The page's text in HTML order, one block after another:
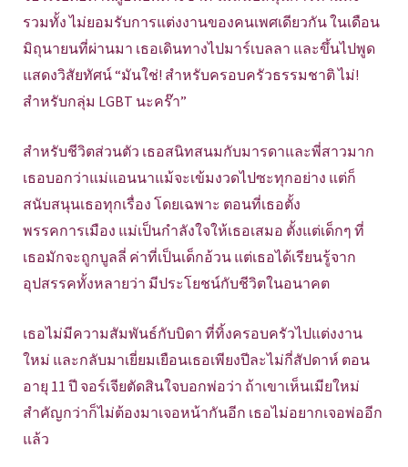
รวมทั้ง ไม่ยอมรับการแต่งงานของคนเพศเดียวกัน ในเดือน
มิถุนายนที่ผ่านมา เธอเดินทางไปมาร์เบลลา และขึ้นไปพูด
แสดงวิสัยทัศน์ “มันใช่! สำหรับครอบครัวธรรมชาติ ไม่!
สำหรับกลุ่ม LGBT นะคร๊า”
สำหรับชีวิตส่วนตัว เธอสนิทสนมกับมารดาและพี่สาวมาก
เธอบอกว่าแม่แอนนาแม้จะเข้มงวดไปซะทุกอย่าง แต่ก็
สนับสนุนเธอทุกเรื่อง โดยเฉพาะ ตอนที่เธอตั้ง
พรรคการเมือง แม่เป็นกำลังใจให้เธอเสมอ ตั้งแต่เด็กๆ ที่
เธอมักจะถูกบูลลี่ ค่าที่เป็นเด็กอ้วน แต่เธอได้เรียนรู้จาก
อุปสรรคทั้งหลายว่า มีประโยชน์กับชีวิตในอนาคต
เธอไม่มีความสัมพันธ์กับบิดา ที่ทิ้งครอบครัวไปแต่งงาน
ใหม่ และกลับมาเยี่ยมเยือนเธอเพียงปีละไม่กี่สัปดาห์ ตอน
อายุ 11 ปี จอร์เจียตัดสินใจบอกพ่อว่า ถ้าเขาเห็นเมียใหม่
สำคัญกว่าก็ไม่ต้องมาเจอหน้ากันอีก เธอไม่อยากเจอพ่ออีก
แล้ว